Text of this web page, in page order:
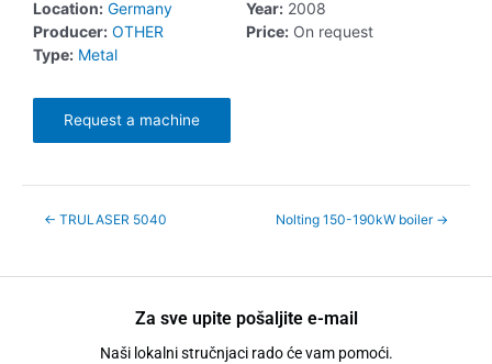
Location: Germany
Producer: OTHER
Type: Metal
Year: 2008
Price: On request
Request a machine
← TRULASER 5040 Nolting 150-190kW boiler →
Za sve upite pošaljite e-mail
Naši lokalni stručnjaci rado će vam pomoći.